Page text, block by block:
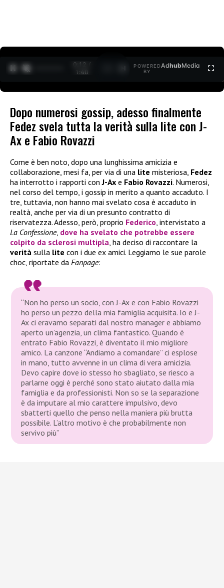
0:12 /
1:40
POWERED
BY
AdhubMedia
Dopo numerosi gossip, adesso finalmente
Fedez svela tutta la verità sulla lite con J-
Ax e Fabio Rovazzi
Come è ben noto, dopo una lunghissima amicizia e
collaborazione, mesi fa, per via di una lite misteriosa, Fedez
ha interrotto i rapporti conJ-Ax e Fabio Rovazzi. Numerosi,
nel corso del tempo, i gossip in merito a quanto accaduto. I
tre, tuttavia, non hanno mai svelato cosa è accaduto in
realtà, anche per via di un presunto contratto di
riservatezza. Adesso, però, proprio Federico, intervistato a
La Confessione, dove ha svelato che potrebbe essere
colpito da sclerosi multipla, ha deciso di raccontare la
verità sulla lite con i due ex amici. Leggiamo le sue parole
choc, riportate da Fanpage:
“Non ho perso un socio, con J-Ax e con Fabio Rovazzi
ho perso un pezzo della mia famiglia acquisita. Io e J-
Ax ci eravamo separati dal nostro manager e abbiamo
aperto un’agenzia, un clima fantastico. Quando è
entrato Fabio Rovazzi, è diventato il mio migliore
amico. La canzone “Andiamo a comandare” ci esplose
in mano, tutto avvenne in un clima di vera amicizia.
Devo capire dove io stesso ho sbagliato, se riesco a
parlarne oggi è perché sono stato aiutato dalla mia
famiglia e da professionisti. Non so se la separazione
è da imputare al mio carattere impulsivo, devo
sbatterti quello che penso nella maniera più brutta
possibile. L’altro motivo è che probabilmente non
servivo più”